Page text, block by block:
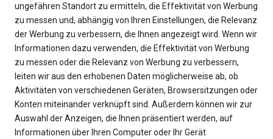
ungefähren Standort zu ermitteln, die Effektivität von Werbung
zu messen und, abhängig von Ihren Einstellungen, die Relevanz
der Werbung zu verbessern, die Ihnen angezeigt wird. Wenn wir
Informationen dazu verwenden, die Effektivität von Werbung
zu messen oder die Relevanz von Werbung zu verbessern,
leiten wir aus den erhobenen Daten möglicherweise ab, ob
Aktivitäten von verschiedenen Geräten, Browsersitzungen oder
Konten miteinander verknüpft sind. Außerdem können wir zur
Auswahl der Anzeigen, die Ihnen präsentiert werden, auf
Informationen über Ihren Computer oder Ihr Gerät